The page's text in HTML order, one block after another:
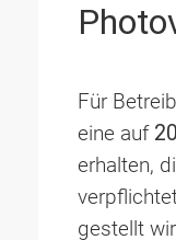
Für
eine auf
erhalten,
gestellt